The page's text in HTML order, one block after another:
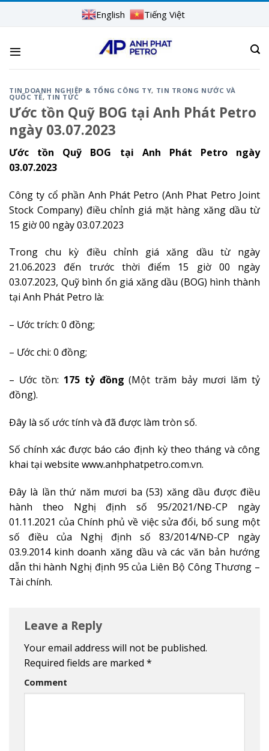
English Tiếng Việt
TIN DOANH NGHIỆP & TỔNG CÔNG TY, TIN TRONG NƯỚC VÀ
QUỐC TẾ, TIN TỨC
Ước tồn Quỹ BOG tại Anh Phát Petro
ngày 03.07.2023
Ước tồn Quỹ BOG tại Anh Phát Petro ngày
03.07.2023
Công ty cổ phần Anh Phát Petro (Anh Phat Petro Joint
Stock Company) điều chỉnh giá mặt hàng xăng dầu từ
15 giờ 00 ngày 03.07.2023
Trong chu kỳ điều chỉnh giá xăng dầu từ ngày
21.06.2023 đến trước thời điểm 15 giờ 00 ngày
03.07.2023, Quỹ bình ổn giá xăng dầu (BOG) hình thành
tại Anh Phát Petro là:
– Ước trích: 0 đồng;
– Ước chi: 0 đồng;
– Ước tồn: 175 tỷ đồng (Một trăm bảy mươi lăm tỷ
đồng).
Đây là số ước tính và đã được làm tròn số.
Số chính xác được báo cáo định kỳ theo tháng và công
khai tại website www.anhphatpetro.com.vn.
Đây là lần thứ năm mươi ba (53) xăng dầu được điều
hành theo Nghị định số 95/2021/NĐ-CP ngày
01.11.2021 của Chính phủ về việc sửa đổi, bổ sung một
số điều của Nghị định số 83/2014/NĐ-CP ngày
03.9.2014 kinh doanh xăng dầu và các văn bản hướng
dẫn thi hành Nghị định 95 của Liên Bộ Công Thương –
Tài chính.
Leave a Reply
Your email address will not be published.
Required fields are marked *
Comment